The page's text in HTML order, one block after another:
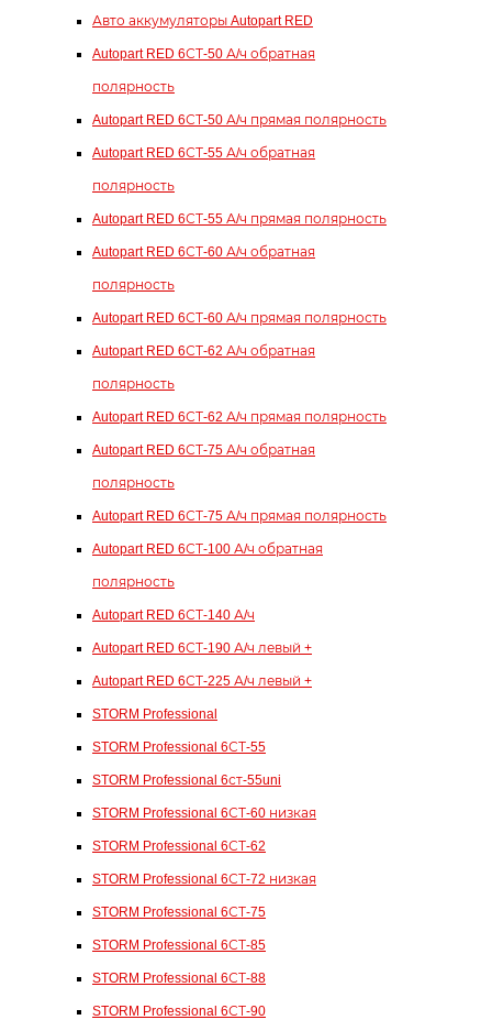
Авто аккумуляторы Autopart RED
Autopart RED 6СТ-50 А/ч обратная
полярность
Autopart RED 6СТ-50 А/ч прямая полярность
Autopart RED 6СТ-55 А/ч обратная
полярность
Autopart RED 6СТ-55 А/ч прямая полярность
Autopart RED 6СТ-60 А/ч обратная
полярность
Autopart RED 6СТ-60 А/ч прямая полярность
Autopart RED 6СТ-62 А/ч обратная
полярность
Autopart RED 6СТ-62 А/ч прямая полярность
Autopart RED 6СТ-75 А/ч обратная
полярность
Autopart RED 6СТ-75 А/ч прямая полярность
Autopart RED 6СТ-100 А/ч обратная
полярность
Autopart RED 6СТ-140 А/ч
Autopart RED 6СТ-190 А/ч левый +
Autopart RED 6СТ-225 А/ч левый +
STORM Professional
STORM Professional 6СТ-55
STORM Professional 6ст-55uni
STORM Professional 6СТ-60 низкая
STORM Professional 6СТ-62
STORM Professional 6СТ-72 низкая
STORM Professional 6СТ-75
STORM Professional 6СТ-85
STORM Professional 6СТ-88
STORM Professional 6СТ-90